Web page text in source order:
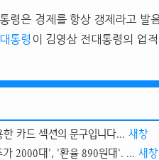
령은 경제를 항상 갱제라고 발
대통령 이 김영삼 전대통령의 업
카드 섹션의 문구입니다... 새창
가 2000대', '환율 890원대'. ... 새창